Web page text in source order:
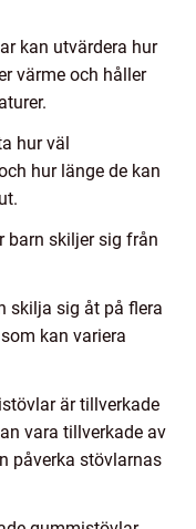
kan utvärdera hur
värme och håller
hur väl
hur länge de kan
barn skiljer sig från
skilja sig åt på flera
kan variera
är tillverkade
vara tillverkade av
påverka stövlarnas